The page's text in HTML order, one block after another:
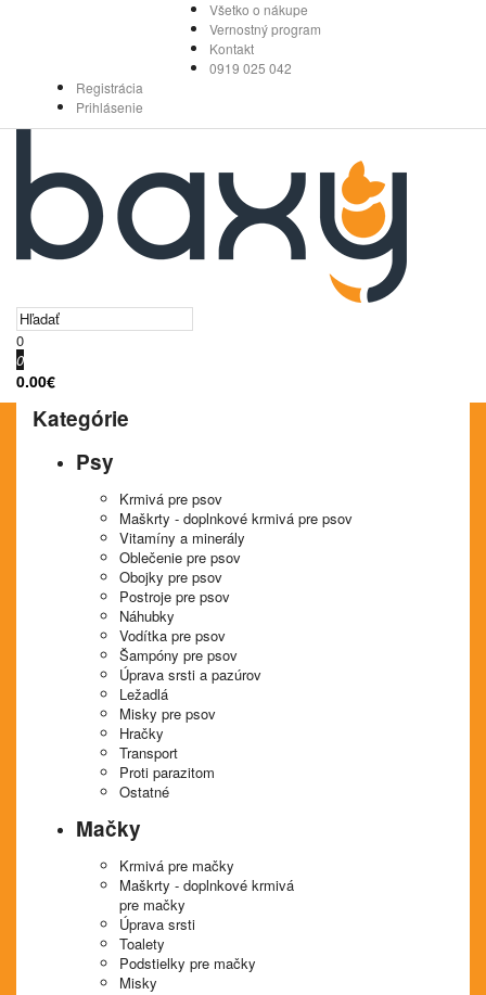
Všetko o nákupe
Vernostný program
Kontakt
0919 025 042
Registrácia
Prihlásenie
0
0
0.00€
Kategórie
Psy
Krmivá pre psov
Maškrty - doplnkové krmivá pre psov
Vitamíny a minerály
Oblečenie pre psov
Obojky pre psov
Postroje pre psov
Náhubky
Vodítka pre psov
Šampóny pre psov
Úprava srsti a pazúrov
Ležadlá
Misky pre psov
Hračky
Transport
Proti parazitom
Ostatné
Mačky
Krmivá pre mačky
Maškrty - doplnkové krmivá
pre mačky
Úprava srsti
Toalety
Podstielky pre mačky
Misky